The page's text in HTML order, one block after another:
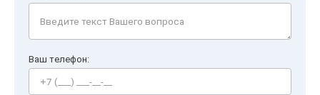
Ваш телефон: